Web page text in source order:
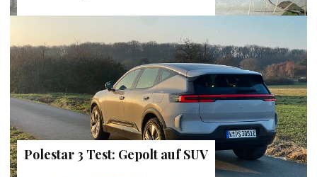
Polestar 3 Test: Gepolt auf SUV